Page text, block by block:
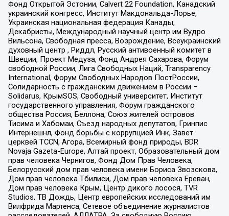
Фонд Открытой Эстонии, Calvert 22 Foundation, Канадский
украинский конгресс, Институт Макдональда-Лорье,
Украинская национальная федерация Канады,
Декабристы, Международный научный центр им Вудро
Вильсона, Свободная пресса, Возрождение, Всеукраинский
духовный центр , Риддл, Русский антивоенный комитет в
Швеции, Проект Медуза, Фонд Андрея Сахарова, Форум
свободной России, Лига Свободных Наций, Transparеncy
International, Форум Свободных Народов ПостРоссии,
Солидарность с гражданским движением в России –
Solidarus, КрымSOS, Свободный университет, Институт
государственного управления, Форум гражданского
общества Россия, Беллона, Союз жителей островов
Тисима и Хабомаи, Съезд народных депутатов, Гринпис
Интернешнл, Фонд борьбы с коррупцией Инк, Завет
церквей TCCN, Агора, Всемирный фонд природы, BDR
Novaja Gazeta-Europe, Алтай проект, Образовательный дом
прав человека Чернигов, Фонд Дом Прав Человека,
Белорусский дом прав человека имени Бориса Звозскова,
Дом прав человека Тбилиси, Дом прав человека Ереван,
Дом прав человека Крым, Центр дикого лосося, TVR
Studios, ТВ Дождь, Центр европейских исследований им
Вилфрида Мартенса, Сетевое объединение журналистов